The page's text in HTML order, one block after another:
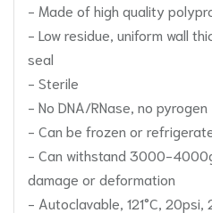
- Made of high quality
- Low residue, uniform wall
seal
- Sterile
- No DNA/RNase, no pyrogen
- Can be frozen or
- Can withstand 3000-
damage or deformation
- Autoclavable, 121°C,